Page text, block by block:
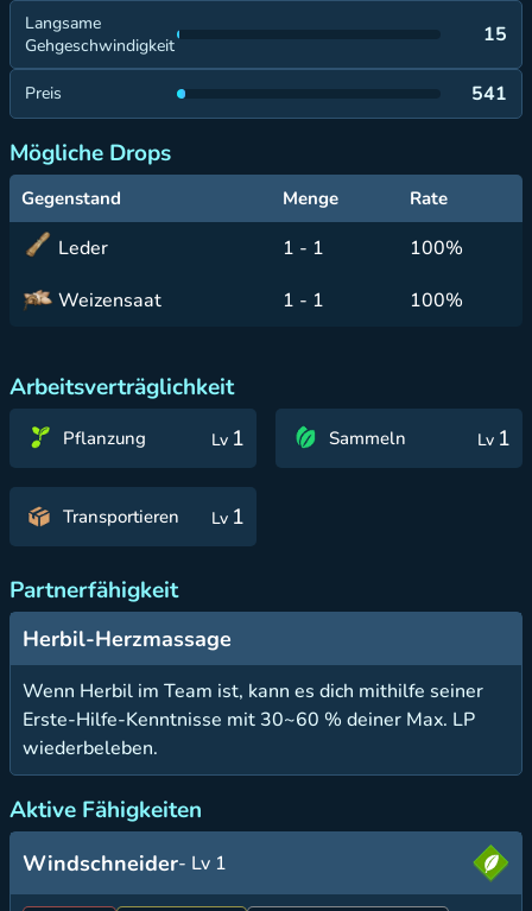
Langsame
Gehgeschwindigkeit
15
Preis 541
Mögliche Drops
Gegenstand Menge Rate
Leder 1 - 1
100%
Weizensaat
1 - 1 100%
Arbeitsverträglichkeit
Pflanzung Lv 1 Sammeln Lv 1
Transportieren Lv 1
Partnerfähigkeit
Herbil-Herzmassage
Wenn Herbil im Team ist, kann es dich mithilfe seiner
Erste-Hilfe-Kenntnisse mit 30~60 % deiner Max. LP
wiederbeleben.
Aktive Fähigkeiten
Windschneider- Lv 1